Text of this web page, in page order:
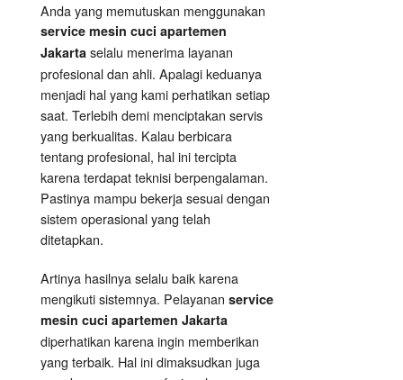
Anda yang memutuskan menggunakan
service mesin cuci apartemen
Jakarta selalu menerima layanan
profesional dan ahli. Apalagi keduanya
menjadi hal yang kami perhatikan setiap
saat. Terlebih demi menciptakan servis
yang berkualitas. Kalau berbicara
tentang profesional, hal ini tercipta
karena terdapat teknisi berpengalaman.
Pastinya mampu bekerja sesuai dengan
sistem operasional yang telah
ditetapkan.
Artinya hasilnya selalu baik karena
mengikuti sistemnya. Pelayanan service
mesin cuci apartemen Jakarta
diperhatikan karena ingin memberikan
yang terbaik. Hal ini dimaksudkan juga